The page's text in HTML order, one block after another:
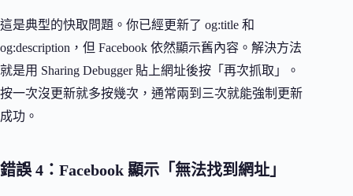
這是典型的快取問題。你已經更新了 og:title 和
og:description，但 Facebook 依然顯示舊內容。解決方法
就是用 Sharing Debugger 貼上網址後按「再次抓取」。
按一次沒更新就多按幾次，通常兩到三次就能強制更新
成功。
錯誤 4：Facebook 顯示「無法找到網址」